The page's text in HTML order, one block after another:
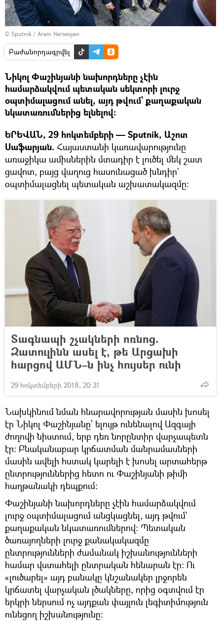
© Sputnik / Aram Nersesyan
Բաժանորդագրվել
Նիկոլ Փաշինյանի նախորդները չէին
համարձակվում պետական սեկտորի լուրջ
օպտիմալացում անել, այդ թվում` քաղաքական
նկատառումներից ելնելով։
ԵՐԵՎԱՆ, 29 հոկտեմբերի — Sputnik, Աշոտ
Սաֆարյան. Հայաստանի կառավարությունը
առաջիկա ամիսներին մտադիր է լուծել մեկ շատ
ցավոտ, բայց վաղուց հասունացած խնդիր`
օպտիմալացնել պետական աշխատակազմը։
Տագնապի շչակների ոռնոց.
Զատուլինն ասել է, թե Արցախի
հարցով ԱՄՆ–ն ինչ հույսեր ունի
29 հոկտեմբերի 2018, 20:31
Նախկինում նման հնարավորության մասին խոսել
էր Նիկոլ Փաշինյանը՝ ելույթ ունենալով Ազգայի
ժողովի նիստում, երբ դեռ նորընտիր վարչապետն
էր։ Բնականաբար կրճատման մանրամասների
մասին ավելի հստակ կարելի է խոսել արտահերթ
ընտրություններից հետո ու Փաշինյանի թիմի
հաղթանակի դեպքում։
Փաշինյանի նախորդները չէին համարձակվում
լուրջ օպտիմալացում անցկացնել, այդ թվում`
քաղաքական նկատառումներով։ Պետական
ծառայողների լուրջ քանակակազմը
ընտրությունների ժամանակ իշխանությունների
համար վստահելի ընտրական հենարան էր։ Ու
«լուծարել» այդ բանակը կնշանակեր լրջորեն
կրճատել վարչական լծակները, որից օգտվում էր
երկրի ներսում ոչ այդքան փայլուն լեգիտիմություն
ունեցող իշխանությունը։